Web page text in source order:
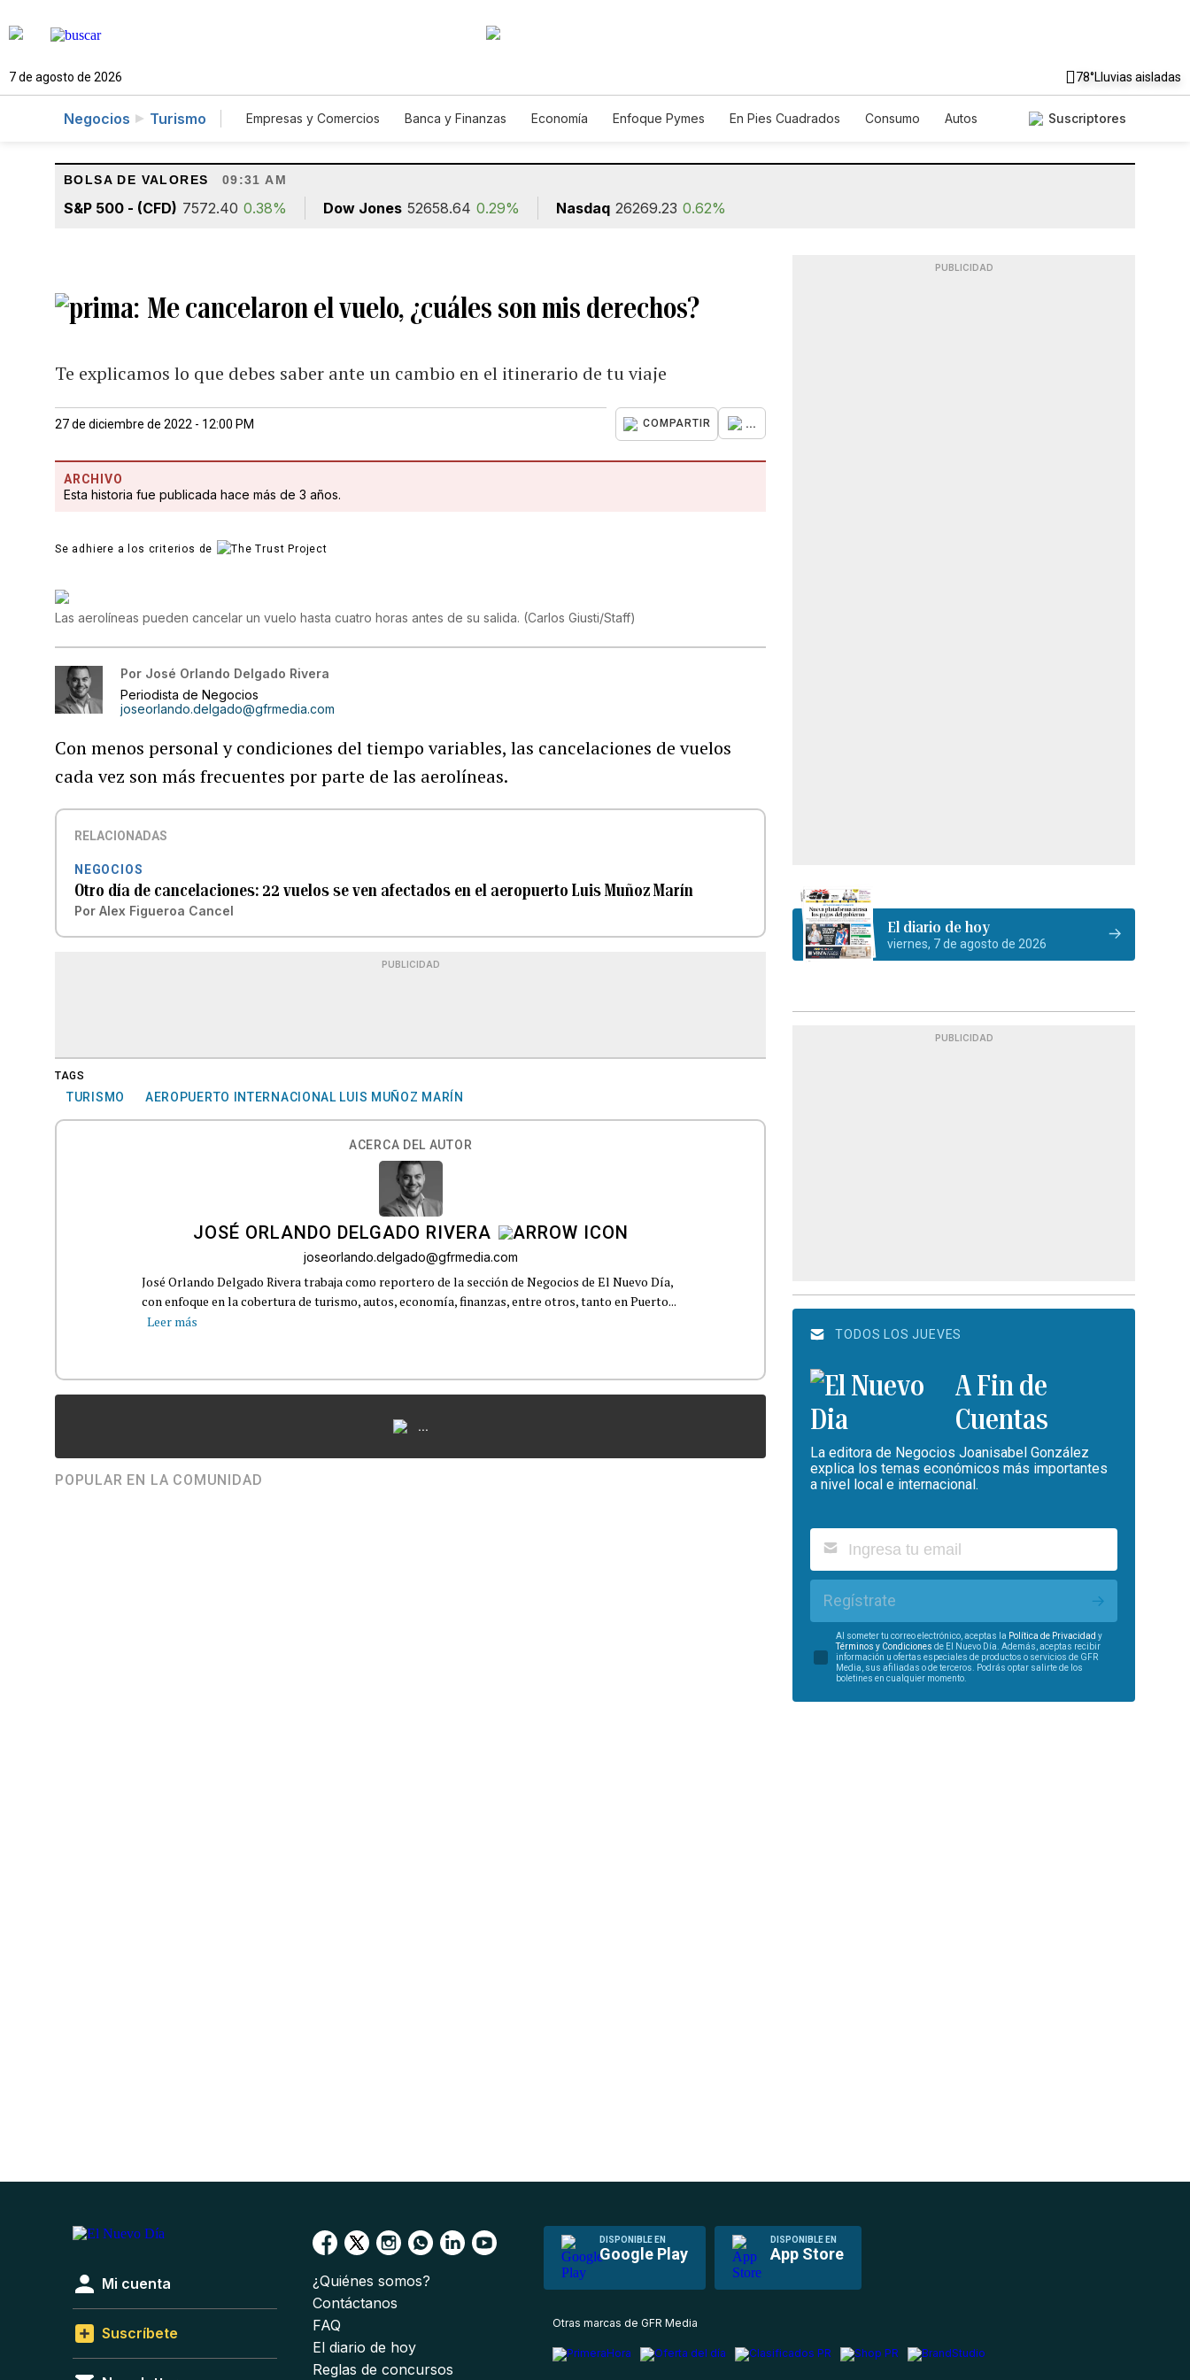
7 de agosto de 2026 78°Lluvias aisladas
Negocios Turismo Empresas y Comercios Banca y Finanzas Economía Enfoque Pymes En Pies Cuadrados Consumo
Autos
Suscriptores
BOLSA DE VALORES 09:31 AM
S&P 500 - (CFD) 7572.40 0.38% Dow Jones 52658.64 0.29% Nasdaq 26269.23 0.62%
Me cancelaron el vuelo, ¿cuáles son mis derechos?
Te explicamos lo que debes saber ante un cambio en el itinerario de tu viaje
27 de diciembre de 2022 - 12:00 PM COMPARTIR ...
ARCHIVO
Esta historia fue publicada hace más de 3 años.
Se adhiere a los criterios de
Las aerolíneas pueden cancelar un vuelo hasta cuatro horas antes de su salida. (Carlos Giusti/Staff)
Por José Orlando Delgado Rivera
Periodista de Negocios
joseorlando.delgado@gfrmedia.com
Con menos personal y condiciones del tiempo variables, las cancelaciones de vuelos
cada vez son más frecuentes por parte de las aerolíneas.
RELACIONADAS
NEGOCIOS
Otro día de cancelaciones: 22 vuelos se ven afectados en el aeropuerto Luis Muñoz Marín
Por Alex Figueroa Cancel
PUBLICIDAD
TAGS
TURISMO AEROPUERTO INTERNACIONAL LUIS MUÑOZ MARÍN
ACERCA DEL AUTOR
JOSÉ ORLANDO DELGADO RIVERA
joseorlando.delgado@gfrmedia.com
José Orlando Delgado Rivera trabaja como reportero de la sección de Negocios de El Nuevo Día,
con enfoque en la cobertura de turismo, autos, economía, finanzas, entre otros, tanto en Puerto...
Leer más
...
POPULAR EN LA COMUNIDAD
PUBLICIDAD
El diario de hoy
viernes, 7 de agosto de 2026
PUBLICIDAD
TODOS LOS JUEVES
A Fin de
Cuentas
La editora de Negocios Joanisabel González
explica los temas económicos más importantes
a nivel local e internacional.
Regístrate
Al someter tu correo electrónico, aceptas la Política de Privacidad y
Términos y Condiciones de El Nuevo Día. Además, aceptas recibir
información u ofertas especiales de productos o servicios de GFR
Media, sus afiliadas o de terceros. Podrás optar salirte de los
boletines en cualquier momento.
DISPONIBLE EN
Google Play
DISPONIBLE EN
App Store
Mi cuenta
Suscríbete
¿Quiénes somos?
Contáctanos
FAQ
El diario de hoy
Reglas de concursos
Otras marcas de GFR Media